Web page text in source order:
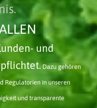
und
Dazu gehören
Regulatorien in unseren
und transparente